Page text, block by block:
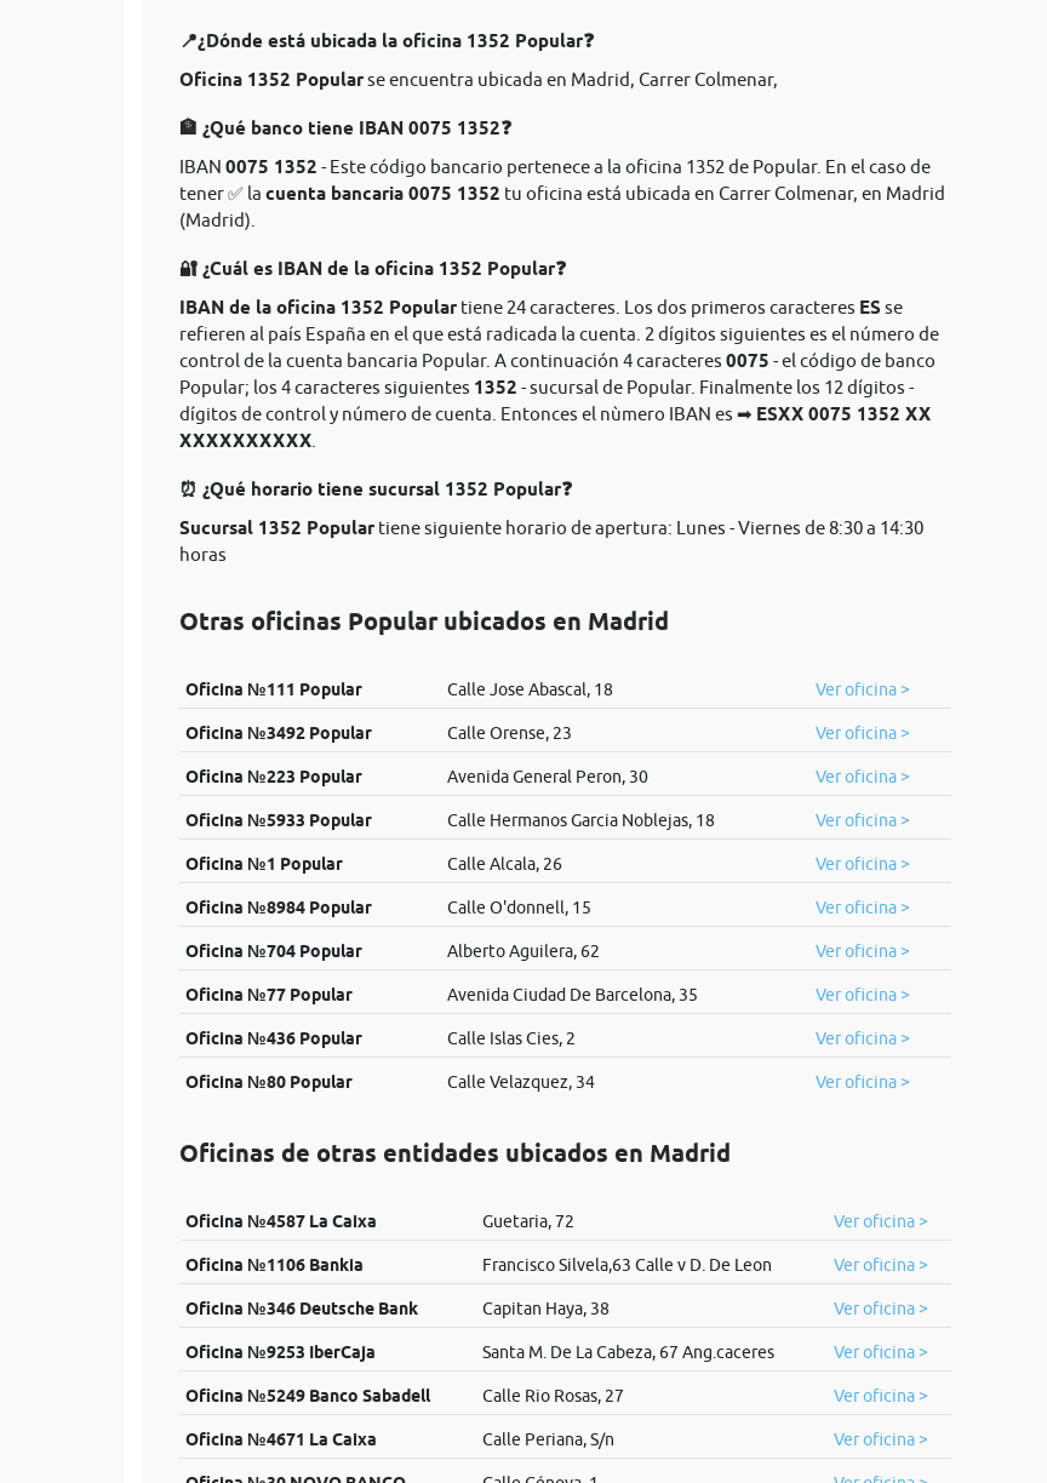
📍¿Dónde está ubicada la oficina 1352 Popular❓
Oficina 1352 Popularse encuentra ubicada en Madrid, Carrer Colmenar,
🏦 ¿Qué banco tiene IBAN 0075 1352❓
IBAN 0075 1352 - Este código bancario pertenece a la oficina 1352 de Popular. En el caso de
tener ✅ la cuenta bancaria 0075 1352 tu oficina está ubicada en Carrer Colmenar, en Madrid
(Madrid).
🔐 ¿Cuál es IBAN de la oficina 1352 Popular❓
IBAN de la oficina 1352 Popular tiene 24 caracteres. Los dos primeros caracteres ES se
refieren al país España en el que está radicada la cuenta. 2 dígitos siguientes es el número de
control de la cuenta bancaria Popular. A continuación 4 caracteres 0075 - el código de banco
Popular; los 4 caracteres siguientes 1352 - sucursal de Popular. Finalmente los 12 dígitos -
dígitos de control y número de cuenta. Entonces el nùmero IBAN es ➡ ESXX 0075 1352 XX
XXXXXXXXXX
⏰ ¿Qué horario tiene sucursal 1352 Popular❓
Sucursal 1352 Popular tiene siguiente horario de apertura: Lunes - Viernes de 8:30 a 14:30
horas
Otras oficinas Popular ubicados en Madrid
Oficina №111 Popular Calle Jose Abascal, 18 Ver oficina >
Oficina №3492 Popular Calle Orense, 23 Ver oficina >
Oficina №223 Popular Avenida General Peron, 30 Ver oficina >
Oficina №5933 Popular Calle Hermanos Garcia Noblejas, 18 Ver oficina >
Oficina №1 Popular Calle Alcala, 26 Ver oficina >
Oficina №8984 Popular Calle O'donnell, 15 Ver oficina >
Oficina №704 Popular Alberto Aguilera, 62 Ver oficina >
Oficina №77 Popular Avenida Ciudad De Barcelona, 35 Ver oficina >
Oficina №436 Popular Calle Islas Cies, 2 Ver oficina >
Oficina №80 Popular Calle Velazquez, 34 Ver oficina >
Oficinas de otras entidades ubicados en Madrid
Oficina №4587 La Caixa Guetaria, 72 Ver oficina >
Oficina №1106 Bankia Francisco Silvela,63 Calle v D. De Leon Ver oficina >
Oficina №346 Deutsche Bank Capitan Haya, 38 Ver oficina >
Oficina №9253 IberCaja Santa M. De La Cabeza, 67 Ang.caceres Ver oficina >
Oficina №5249 Banco Sabadell Calle Rio Rosas, 27 Ver oficina >
Oficina №4671 La Caixa Calle Periana, S/n Ver oficina >